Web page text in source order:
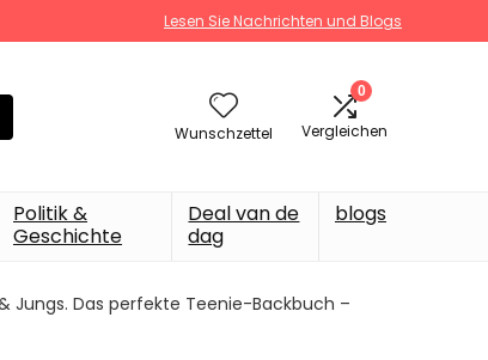
Lesen Sie Nachrichten und Blogs
Wunschzettel
0
Vergleichen
Politik &
Geschichte
Deal van de
dag
blogs
& Jungs. Das perfekte Teenie-Backbuch –